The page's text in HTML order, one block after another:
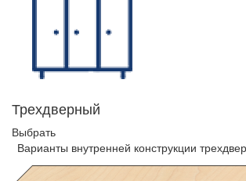
Трехдверный
Выбрать
Варианты внутренней конструкции